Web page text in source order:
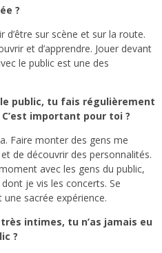
?
d’être sur scène et sur la route.
et d’apprendre. Jouer devant
le public est une des
le public, tu fais régulièrement
important pour toi ?
Faire monter des gens me
de découvrir des personnalités.
avec les gens du public,
je vis les concerts. Se
sacrée expérience.
intimes, tu n’as jamais eu
?